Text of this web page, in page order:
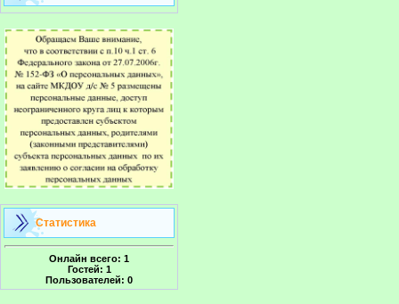
Статистика
Онлайн всего: 1
Гостей: 1
Пользователей: 0